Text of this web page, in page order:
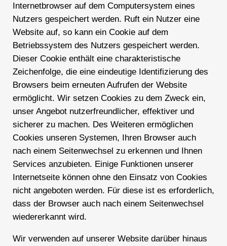
Internetbrowser auf dem Computersystem eines
Nutzers gespeichert werden. Ruft ein Nutzer eine
Website auf, so kann ein Cookie auf dem
Betriebssystem des Nutzers gespeichert werden.
Dieser Cookie enthält eine charakteristische
Zeichenfolge, die eine eindeutige Identifizierung des
Browsers beim erneuten Aufrufen der Website
ermöglicht. Wir setzen Cookies zu dem Zweck ein,
unser Angebot nutzerfreundlicher, effektiver und
sicherer zu machen. Des Weiteren ermöglichen
Cookies unseren Systemen, Ihren Browser auch
nach einem Seitenwechsel zu erkennen und Ihnen
Services anzubieten. Einige Funktionen unserer
Internetseite können ohne den Einsatz von Cookies
nicht angeboten werden. Für diese ist es erforderlich,
dass der Browser auch nach einem Seitenwechsel
wiedererkannt wird.
Wir verwenden auf unserer Website darüber hinaus